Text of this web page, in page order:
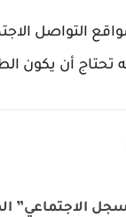
التواصل
تحتاج أن يكون
الاجتماعي”